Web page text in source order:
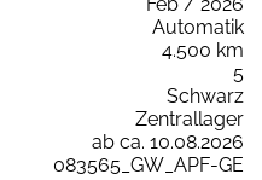
Automatik
4.500 km
5
Schwarz
Zentrallager
ab ca. 10.08.2026
083565_GW_APF-GE